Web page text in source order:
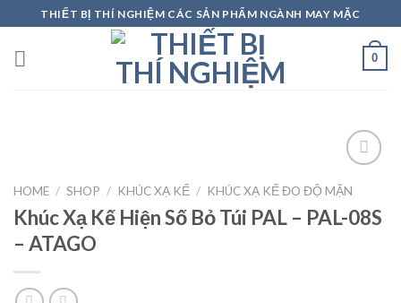
to
content
THIẾT BỊ THÍ NGHIỆM CÁC SẢN PHẨM NGÀNH MAY MẶC
0
Add to
wishlist
HOME / SHOP / KHÚC XẠ KẾ / KHÚC XẠ KẾ ĐO ĐỘ MẶN
Khúc Xạ Kế Hiện Số Bỏ Túi PAL – PAL-08S
– ATAGO